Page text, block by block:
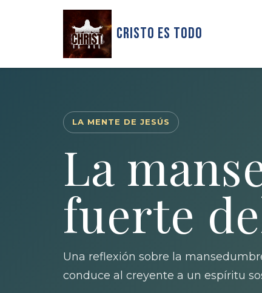
Cristo Es Todo
LA MENTE DE JESÚS
La
fuerte
Una reflexión sobre la
conduce al creyente a un espíritu